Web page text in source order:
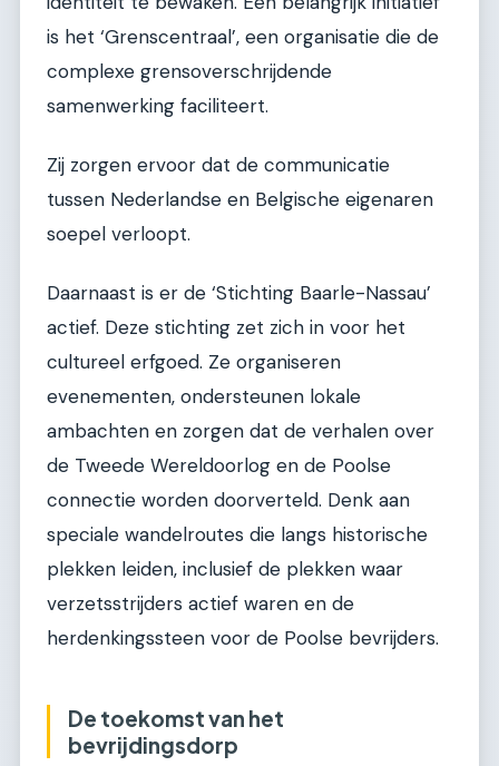
is het ‘Grenscentraal’, een organisatie die de
complexe grensoverschrijdende
samenwerking faciliteert.
Zij zorgen ervoor dat de communicatie
tussen Nederlandse en Belgische eigenaren
soepel verloopt.
Daarnaast is er de ‘Stichting Baarle-Nassau’
actief. Deze stichting zet zich in voor het
cultureel erfgoed. Ze organiseren
evenementen, ondersteunen lokale
ambachten en zorgen dat de verhalen over
de Tweede Wereldoorlog en de Poolse
connectie worden doorverteld. Denk aan
speciale wandelroutes die langs historische
plekken leiden, inclusief de plekken waar
verzetsstrijders actief waren en de
herdenkingssteen voor de Poolse bevrijders.
De toekomst van het
bevrijdingsdorp